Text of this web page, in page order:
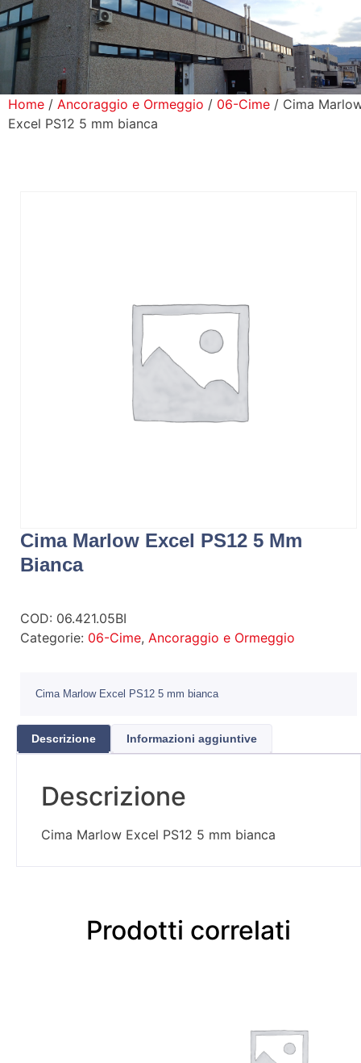
Prodotti
Home / Ancoraggio e Ormeggio / 06-Cime / Cima
Excel PS12 5 mm bianca
Cima Marlow Excel PS12 5 Mm
Bianca
COD: 06.421.05BI
Categorie: 06-Cime, Ancoraggio e Ormeggio
Cima Marlow Excel PS12 5 mm bianca
Descrizione Informazioni aggiuntive
Descrizione
Cima Marlow Excel PS12 5 mm bianca
Prodotti correlati